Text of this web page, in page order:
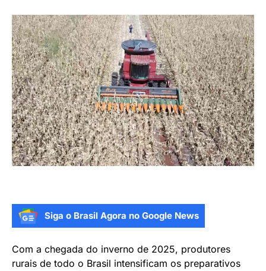
Siga o Brasil Agora no Google News
Com a chegada do inverno de 2025, produtores
rurais de todo o Brasil intensificam os preparativos